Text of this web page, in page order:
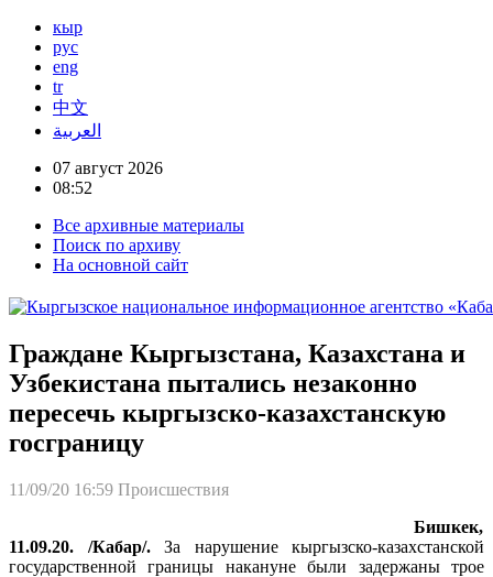
кыр
рус
eng
tr
中文
العربية
07 август 2026
08:52
Все архивные материалы
Поиск по архиву
На основной сайт
Граждане Кыргызстана, Казахстана и
Узбекистана пытались незаконно
пересечь кыргызско-казахстанскую
госграницу
11/09/20 16:59 Происшествия
Бишкек,
11.09.20. /Кабар/. За нарушение кыргызско-казахстанской
государственной границы накануне были задержаны трое